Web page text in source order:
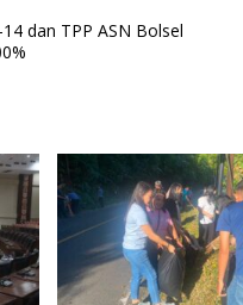
dan TPP ASN Bolsel